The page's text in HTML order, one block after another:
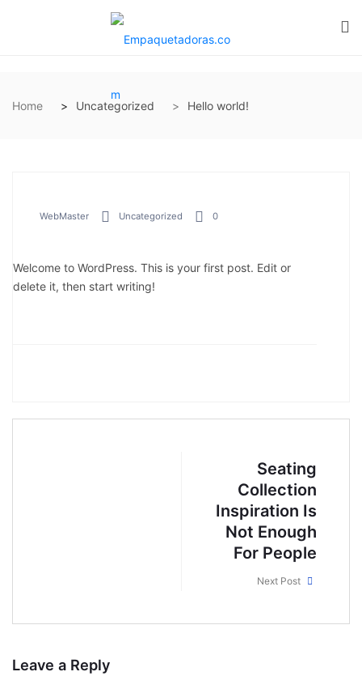
Home Uncategorized Hello world!
WebMaster Uncategorized 0
Welcome to WordPress. This is your first post. Edit or
delete it, then start writing!
Seating
Collection
Inspiration Is
Not Enough
For People
Next Post
Leave a Reply